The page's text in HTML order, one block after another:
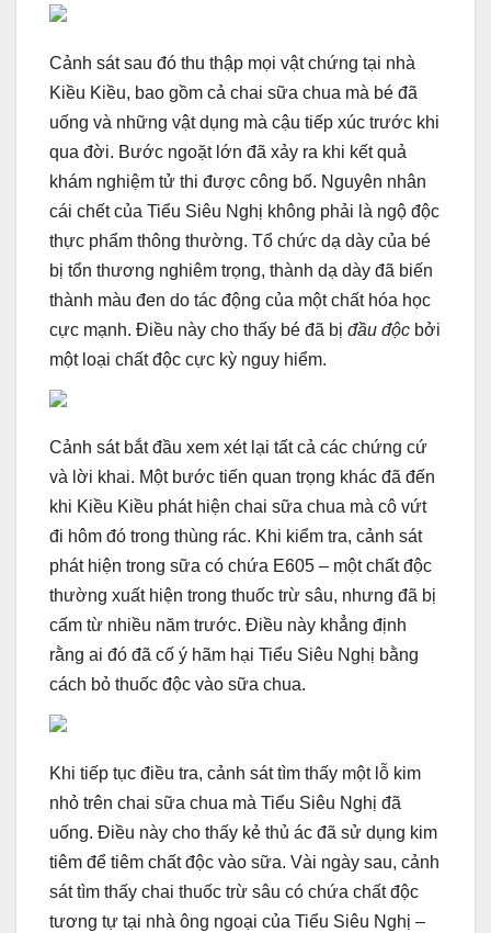
Cảnh sát sau đó thu thập mọi vật chứng tại nhà
Kiều Kiều, bao gồm cả chai sữa chua mà bé đã
uống và những vật dụng mà cậu tiếp xúc trước khi
qua đời. Bước ngoặt lớn đã xảy ra khi kết quả
khám nghiệm tử thi được công bố. Nguyên nhân
cái chết của Tiểu Siêu Nghị không phải là ngộ độc
thực phẩm thông thường. Tổ chức dạ dày của bé
bị tổn thương nghiêm trọng, thành dạ dày đã biến
thành màu đen do tác động của một chất hóa học
cực mạnh. Điều này cho thấy bé đã bị đầu độc bởi
một loại chất độc cực kỳ nguy hiểm.
Cảnh sát bắt đầu xem xét lại tất cả các chứng cứ
và lời khai. Một bước tiến quan trọng khác đã đến
khi Kiều Kiều phát hiện chai sữa chua mà cô vứt
đi hôm đó trong thùng rác. Khi kiểm tra, cảnh sát
phát hiện trong sữa có chứa E605 – một chất độc
thường xuất hiện trong thuốc trừ sâu, nhưng đã bị
cấm từ nhiều năm trước. Điều này khẳng định
rằng ai đó đã cố ý hãm hại Tiểu Siêu Nghị bằng
cách bỏ thuốc độc vào sữa chua.
Khi tiếp tục điều tra, cảnh sát tìm thấy một lỗ kim
nhỏ trên chai sữa chua mà Tiểu Siêu Nghị đã
uống. Điều này cho thấy kẻ thủ ác đã sử dụng kim
tiêm để tiêm chất độc vào sữa. Vài ngày sau, cảnh
sát tìm thấy chai thuốc trừ sâu có chứa chất độc
tương tự tại nhà ông ngoại của Tiểu Siêu Nghị –